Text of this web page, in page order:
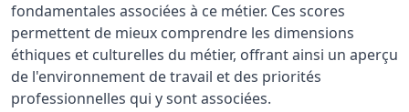
fondamentales associées à ce métier. Ces scores
permettent de mieux comprendre les dimensions
éthiques et culturelles du métier, offrant ainsi un aperçu
de l'environnement de travail et des priorités
professionnelles qui y sont associées.